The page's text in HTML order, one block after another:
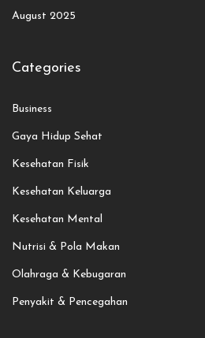
August 2025
Categories
Business
Gaya Hidup Sehat
Kesehatan Fisik
Kesehatan Keluarga
Kesehatan Mental
Nutrisi & Pola Makan
Olahraga & Kebugaran
Penyakit & Pencegahan